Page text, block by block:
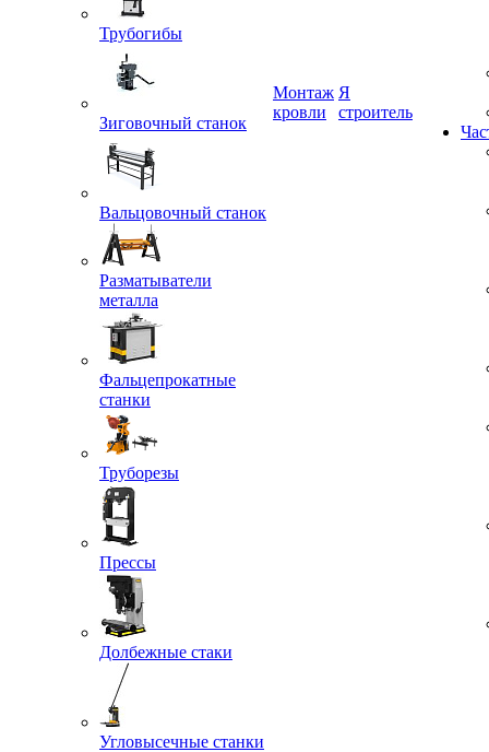
Трубогибы
Зиговочный станок
Вальцовочный станок
Разматыватели
металла
Фальцепрокатные
станки
Труборезы
Прессы
Долбежные стаки
Угловысечные станки
Монтаж
кровли
Я
строитель